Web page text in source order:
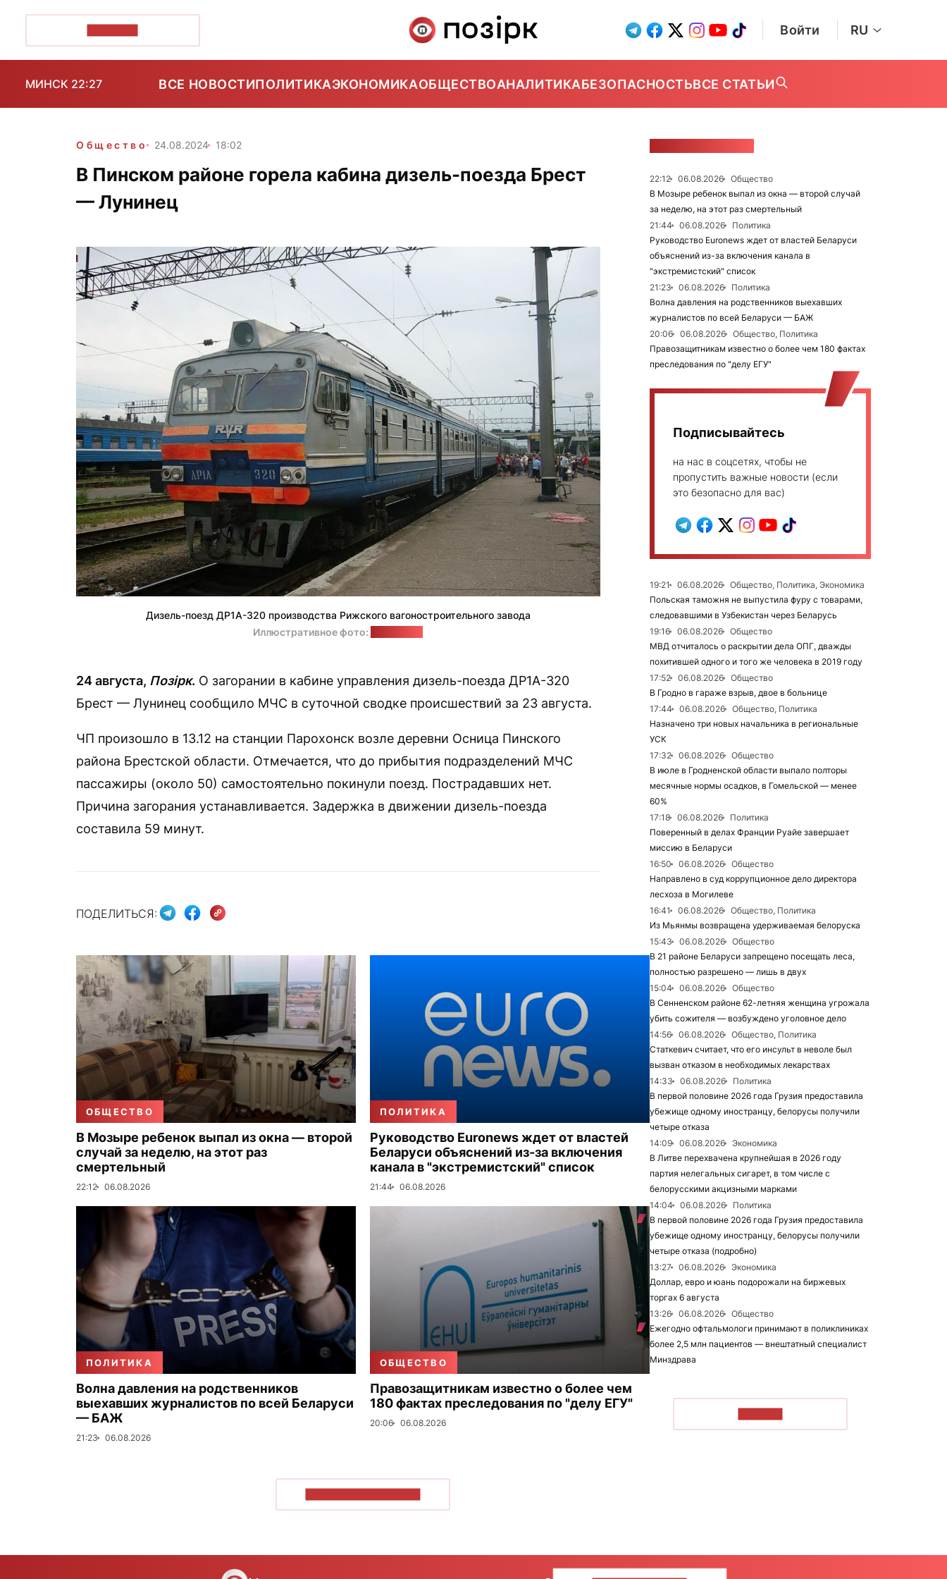
Войти RU
МИНСК 22:27 ВСЕ НОВОСТИПОЛИТИКАЭКОНОМИКАОБЩЕСТВОАНАЛИТИКАБЕЗОПАСНОСТЬВСЕ СТАТЬИ
Общество 24.08.2024 18:02
В Пинском районе горела кабина дизель-поезда Брест
— Лунинец
Дизель-поезд ДР1А-320 производства Рижского вагоностроительного завода
Иллюстративное фото:
24 августа, Позірк. О загорании в кабине управления дизель-поезда ДР1А-320
Брест — Лунинец сообщило МЧС в суточной сводке происшествий за 23 августа.
ЧП произошло в 13.12 на станции Парохонск возле деревни Осница Пинского
района Брестской области. Отмечается, что до прибытия подразделений МЧС
пассажиры (около 50) самостоятельно покинули поезд. Пострадавших нет.
Причина загорания устанавливается. Задержка в движении дизель-поезда
составила 59 минут.
ПОДЕЛИТЬСЯ:
ОБЩЕСТВО
В Мозыре ребенок выпал из окна — второй
случай за неделю, на этот раз
смертельный
22:12 06.08.2026
ПОЛИТИКА
Руководство Euronews ждет от властей
Беларуси объяснений из-за включения
канала в "экстремистский" список
21:44 06.08.2026
ПОЛИТИКА
Волна давления на родственников
выехавших журналистов по всей Беларуси
— БАЖ
21:23 06.08.2026
ОБЩЕСТВО
Правозащитникам известно о более чем
180 фактах преследования по "делу ЕГУ"
20:06 06.08.2026
22:12 06.08.2026
Общество
В Мозыре ребенок выпал из окна — второй случай
за неделю, на этот раз смертельный
21:44
06.08.2026
Политика
Руководство Euronews ждет от властей Беларуси
объяснений из-за включения канала в
"экстремистский" список
21:23
06.08.2026
Политика
Волна давления на родственников выехавших
журналистов по всей Беларуси — БАЖ
20:06
06.08.2026
Общество, Политика
Правозащитникам известно о более чем 180 фактах
преследования по "делу ЕГУ"
Подписывайтесь
на нас в соцсетях, чтобы не
пропустить важные новости (если
это безопасно для вас)
19:21 06.08.2026
Общество, Политика, Экономика
Польская таможня не выпустила фуру с товарами,
следовавшими в Узбекистан через Беларусь
19:16
06.08.2026
Общество
МВД отчиталось о раскрытии дела ОПГ, дважды
похитившей одного и того же человека в 2019 году
17:52
06.08.2026
Общество
В Гродно в гараже взрыв, двое в больнице
17:44
06.08.2026
Общество, Политика
Назначено три новых начальника в региональные
УСК
17:32
06.08.2026
Общество
В июле в Гродненской области выпало полторы
месячные нормы осадков, в Гомельской — менее
60%
17:18
06.08.2026
Политика
Поверенный в делах Франции Руайе завершает
миссию в Беларуси
16:50
06.08.2026
Общество
Направлено в суд коррупционное дело директора
лесхоза в Могилеве
16:41
06.08.2026
Общество, Политика
Из Мьянмы возвращена удерживаемая белоруска
15:43
06.08.2026
Общество
В 21 районе Беларуси запрещено посещать леса,
полностью разрешено — лишь в двух
15:04
06.08.2026
Общество
В Сенненском районе 62-летняя женщина угрожала
убить сожителя — возбуждено уголовное дело
14:56
06.08.2026
Общество, Политика
Статкевич считает, что его инсульт в неволе был
вызван отказом в необходимых лекарствах
14:33
06.08.2026
Политика
В первой половине 2026 года Грузия предоставила
убежище одному иностранцу, белорусы получили
четыре отказа
14:09
06.08.2026
Экономика
В Литве перехвачена крупнейшая в 2026 году
партия нелегальных сигарет, в том числе с
белорусскими акцизными марками
14:04
06.08.2026
Политика
В первой половине 2026 года Грузия предоставила
убежище одному иностранцу, белорусы получили
четыре отказа (подробно)
13:27
06.08.2026
Экономика
Доллар, евро и юань подорожали на биржевых
торгах 6 августа
13:26
06.08.2026
Общество
Ежегодно офтальмологи принимают в поликлиниках
более 2,5 млн пациентов — внештатный специалист
Минздрава